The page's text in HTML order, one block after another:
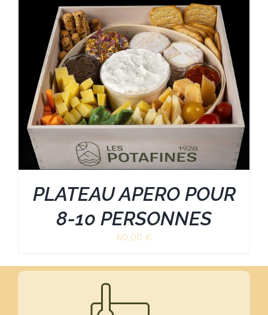
PLATEAU APERO POUR
8-10 PERSONNES
60,00 €